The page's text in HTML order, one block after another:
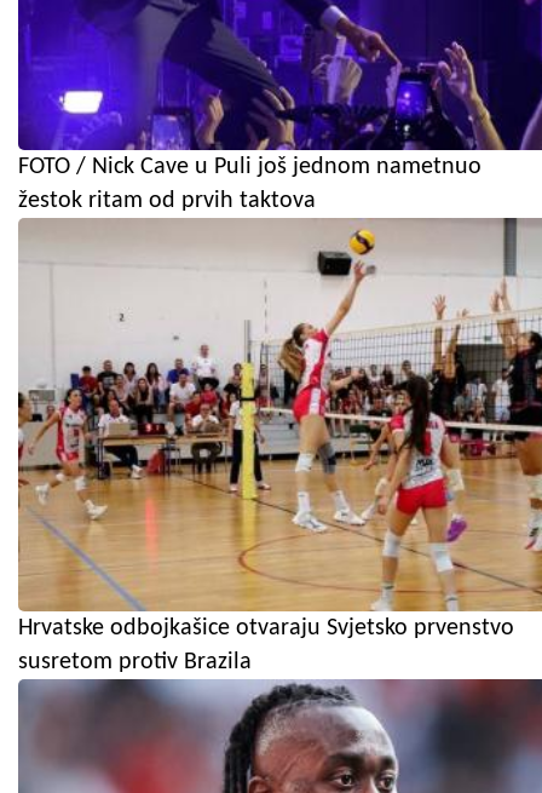
FOTO / Nick Cave u Puli još jednom nametnuo
žestok ritam od prvih taktova
Hrvatske odbojkašice otvaraju Svjetsko prvenstvo
susretom protiv Brazila